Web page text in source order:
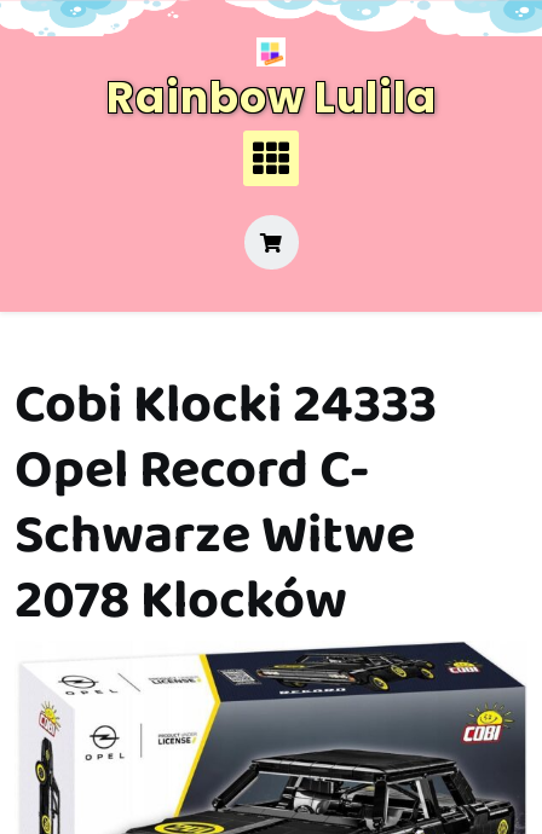
Skip
Rainbow Lulila
Cobi Klocki 24333
Opel Record C-
Schwarze Witwe
2078 Klocków